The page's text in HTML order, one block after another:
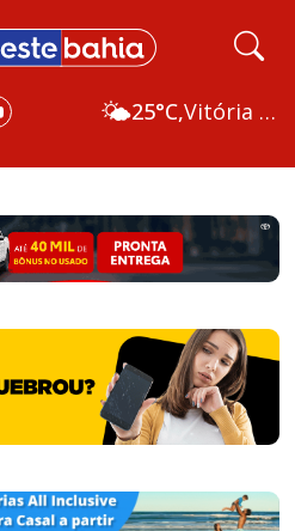
🌤️25°C, Vitória da Conquista